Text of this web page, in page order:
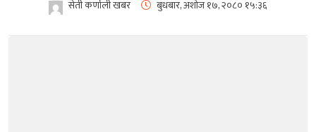
सेती कर्णाली खबर बुधबार, अशोज १७, २०८० १५:३६